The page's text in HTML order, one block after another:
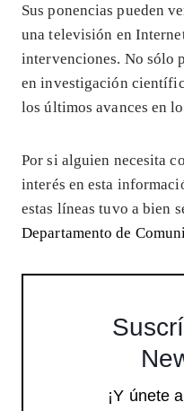
Sus ponencias pueden
una televisión en
intervenciones. No sólo
en investigación
los últimos avances en
Por si alguien necesita
interés en esta
estas líneas tuvo a bien
Departamento de
¡Y únete